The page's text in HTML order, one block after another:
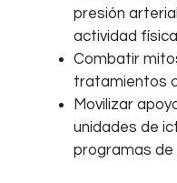
presión
actividad
Combatir
tratamientos
Movilizar
unidades de
programas de